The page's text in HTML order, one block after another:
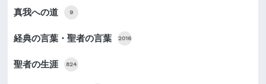
真我への道 9
経典の言葉・聖者の言葉 2016
聖者の生涯 824